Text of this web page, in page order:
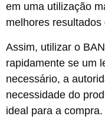
em uma utilização
melhores resultados
Assim, utilizar o
rapidamente se um
necessário, a
necessidade do
ideal para a compra.